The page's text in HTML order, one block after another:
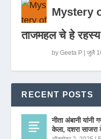
Mystery
ताजमहल चे हे रहस्य
byGeeta P |जुलै
RECENT POSTS
नीता अंबानी यांनी
केला, दशरा साजरा